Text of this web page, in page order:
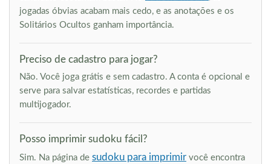
jogadas óbvias acabam mais cedo, e as anotações e os
Solitários Ocultos ganham importância.
Preciso de cadastro para jogar?
Não. Você joga grátis e sem cadastro. A conta é opcional e
serve para salvar estatísticas, recordes e partidas
multijogador.
Posso imprimir sudoku fácil?
Sim. Na página de sudoku para imprimir você encontra